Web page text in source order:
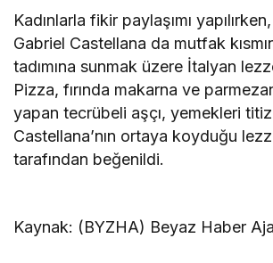
Kadınlarla fikir paylaşımı
Gabriel Castellana da mutfak
tadımına sunmak üzere İtalyan
Pizza, fırında makarna ve
yapan tecrübeli aşçı, yemekleri
Castellana’nın ortaya koyduğu
tarafından beğenildi.
Kaynak: (BYZHA) Beyaz Haber